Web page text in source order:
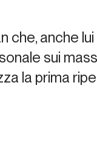
che, anche
sui
la prima